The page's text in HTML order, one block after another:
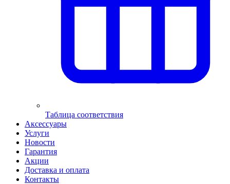
Таблица соответствия
Аксессуары
Услуги
Новости
Гарантия
Акции
Доставка и оплата
Контакты